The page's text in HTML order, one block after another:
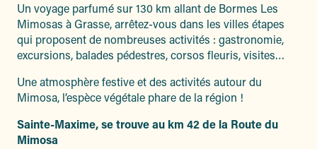
Un voyage parfumé sur 130 km allant de Bormes Les
Mimosas à Grasse, arrêtez-vous dans les villes étapes
qui proposent de nombreuses activités : gastronomie,
excursions, balades pédestres, corsos fleuris, visites…
Une atmosphère festive et des activités autour du
Mimosa, l’espèce végétale phare de la région !
Sainte-Maxime, se trouve au km 42 de la Route du
Mimosa